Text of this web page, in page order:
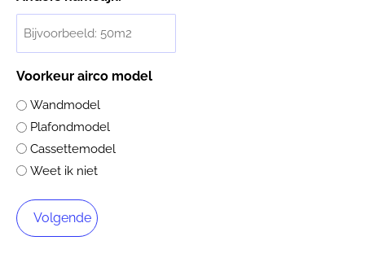
Voorkeur airco model
Wandmodel
Plafondmodel
Cassettemodel
Weet ik niet